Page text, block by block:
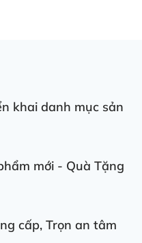
khai danh mục sản
mới - Quà Tặng
cấp, Trọn an tâm